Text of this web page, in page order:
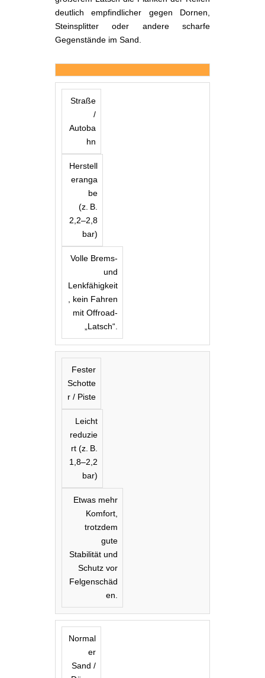
deutlich empfindlicher gegen Dornen,
Steinsplitter oder andere scharfe
Gegenstände im Sand.
Straße
/
Autoba
hn
Herstell
eranga
be
(z. B.
2,2–2,8
bar)
Volle Brems-
und
Lenkfähigkeit
, kein Fahren
mit Offroad-
„Latsch“.
Fester
Schotte
r / Piste
Leicht
reduzie
rt (z. B.
1,8–2,2
bar)
Etwas mehr
Komfort,
trotzdem
gute
Stabilität und
Schutz vor
Felgenschäd
en.
Normal
er
Sand /